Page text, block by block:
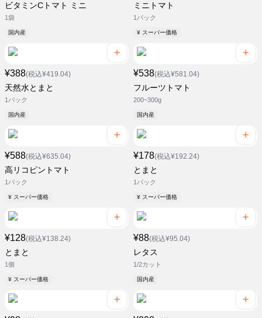
ビタミンCトマト ミニ
1袋
国内産
ミニトマト
1パック
¥ スーパー価格
¥388(税込¥419.04)
天然水とまと
1パック
国内産
¥538(税込¥581.04)
フルーツトマト
200~300g
国内産
¥588(税込¥635.04)
高リコピントマト
1パック
¥ スーパー価格
¥178(税込¥192.24)
とまと
1パック
¥ スーパー価格
¥128(税込¥138.24)
とまと
1個
¥ スーパー価格
¥88(税込¥95.04)
レタス
1/2カット
国内産